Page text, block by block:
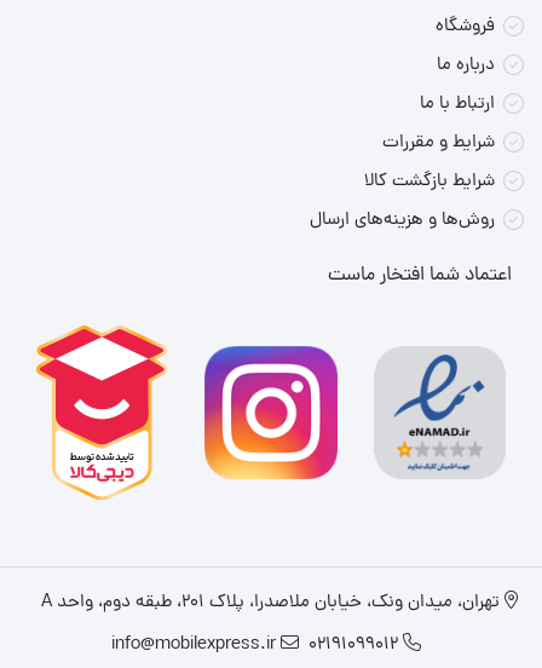
نوع اتصال
نسخه بلوتوث
برد بلوتوث
توان خروجی
زمان شارژ کامل
حدود چند ساعت
ابعاد تقریبی
121 × 45.5 × 70.8 میلی‌متر
وزن تقریبی
حدود 350 گرم
قابلیتTWS دارد
جمع‌بندی
فروشگاه
درباره ما
ارتباط با ما
شرایط و مقررات
شرایط بازگشت کالا
روش‌ها و هزینه‌های ارسال
اعتماد شما افتخار ماست
تهران، میدان ونک، خیابان ملاصدرا، پلاک ۲۰۱، طبقه دوم، واحد A
02191099012
info@mobilexpress.ir